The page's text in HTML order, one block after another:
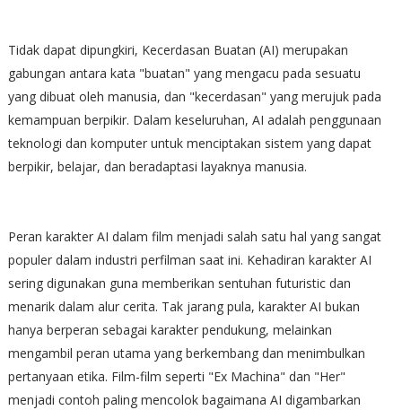
Tidak dapat dipungkiri, Kecerdasan Buatan (AI) merupakan
gabungan antara kata "buatan" yang mengacu pada sesuatu
yang dibuat oleh manusia, dan "kecerdasan" yang merujuk pada
kemampuan berpikir. Dalam keseluruhan, AI adalah penggunaan
teknologi dan komputer untuk menciptakan sistem yang dapat
berpikir, belajar, dan beradaptasi layaknya manusia.
Peran karakter AI dalam film menjadi salah satu hal yang sangat
populer dalam industri perfilman saat ini. Kehadiran karakter AI
sering digunakan guna memberikan sentuhan futuristic dan
menarik dalam alur cerita. Tak jarang pula, karakter AI bukan
hanya berperan sebagai karakter pendukung, melainkan
mengambil peran utama yang berkembang dan menimbulkan
pertanyaan etika. Film-film seperti "Ex Machina" dan "Her"
menjadi contoh paling mencolok bagaimana AI digambarkan